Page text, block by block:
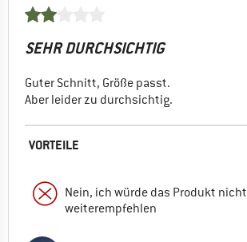
SEHR DURCHSICHTIG
Guter Schnitt, Größe passt.
Aber leider zu durchsichtig.
VORTEILE
Nein, ich würde das Produkt nicht
weiterempfehlen